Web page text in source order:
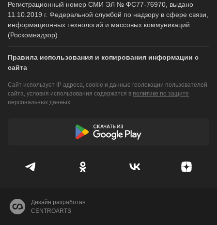
Регистрационный номер СМИ ЭЛ № ФС77-76970, выдано
11.10.2019 г. Федеральной службой по надзору в сфере связи,
информационных технологий и массовых коммуникаций
(Роскомнадзор)
Правила использования и копирования информации с
сайта
Сайт использует IP адреса, cookie и данные геолокации пользователей
сайта, условия использования содержатся в политике по защите
персональных данных.
Дизайн разработан
CENTROARTS